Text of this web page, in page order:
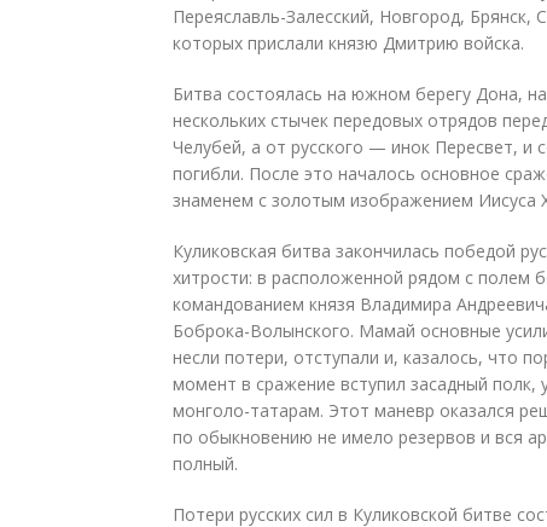
Переяславль-Залесский, Новгород, Брянск,
которых прислали князю Дмитрию войска.
Битва состоялась на южном берегу Дона,
нескольких стычек передовых отрядов
Челубей, а от русского — инок Пересвет, и
погибли. После это началось основное
знаменем с золотым изображением Иисуса
Куликовская битва закончилась победой
хитрости: в расположенной рядом с полем
командованием князя Владимира
Боброка-Волынского. Мамай основные
несли потери, отступали и, казалось, что
момент в сражение вступил засадный
монголо-татарам. Этот маневр оказался
по обыкновению не имело резервов и вся
полный.
Потери русских сил в Куликовской битве